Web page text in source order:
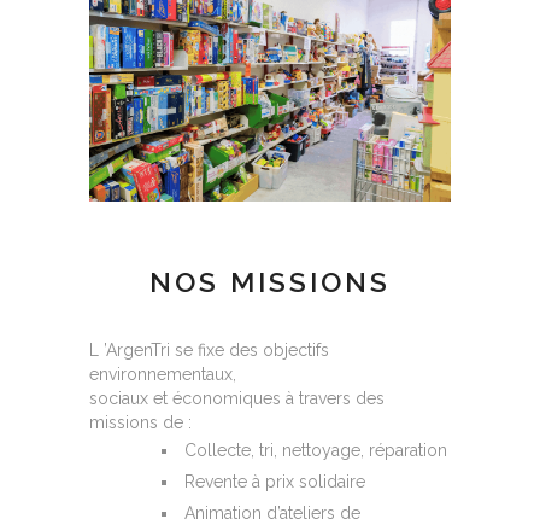
NOS MISSIONS
L ’ArgenTri se fixe des objectifs
environnementaux,
sociaux et économiques à travers des
missions de :
Collecte, tri, nettoyage, réparation
Revente à prix solidaire
Animation d’ateliers de